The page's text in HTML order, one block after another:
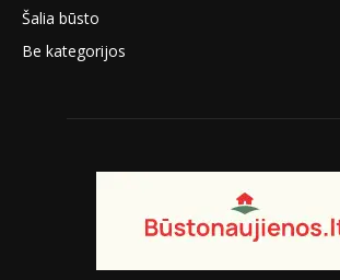
Šalia būsto
Be kategorijos